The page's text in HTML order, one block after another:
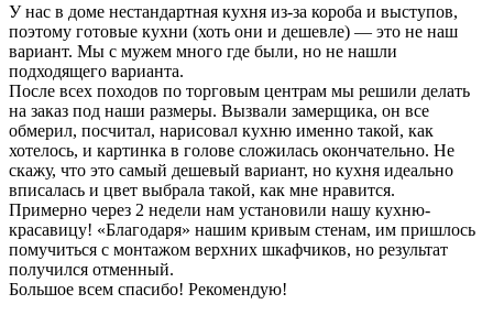
У нас в доме нестандартная кухня из-за короба и выступов,
поэтому готовые кухни (хоть они и дешевле) — это не наш
вариант. Мы с мужем много где были, но не нашли
подходящего варианта.
После всех походов по торговым центрам мы решили делать
на заказ под наши размеры. Вызвали замерщика, он все
обмерил, посчитал, нарисовал кухню именно такой, как
хотелось, и картинка в голове сложилась окончательно. Не
скажу, что это самый дешевый вариант, но кухня идеально
вписалась и цвет выбрала такой, как мне нравится.
Примерно через 2 недели нам установили нашу кухню-
красавицу! «Благодаря» нашим кривым стенам, им пришлось
помучиться с монтажом верхних шкафчиков, но результат
получился отменный.
Большое всем спасибо! Рекомендую!